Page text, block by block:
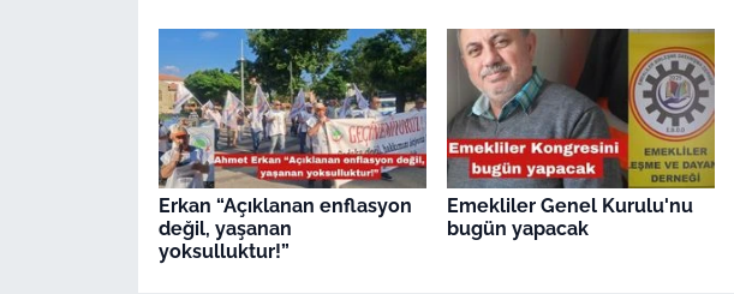
Erkan “Açıklanan enflasyon
değil, yaşanan
yoksulluktur!”
Emekliler Genel Kurulu'nu
bugün yapacak